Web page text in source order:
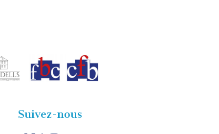
Suivez-nous